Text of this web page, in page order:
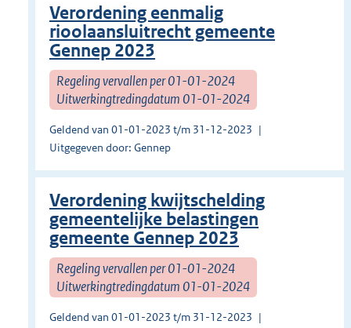
Verordening eenmalig
rioolaansluitrecht gemeente
Gennep 2023
Regeling vervallen per 01-01-2024
Uitwerkingtredingdatum 01-01-2024
Geldend van 01-01-2023 t/m 31-12-2023
Uitgegeven door: Gennep
Verordening kwijtschelding
gemeentelijke belastingen
gemeente Gennep 2023
Regeling vervallen per 01-01-2024
Uitwerkingtredingdatum 01-01-2024
Geldend van 01-01-2023 t/m 31-12-2023